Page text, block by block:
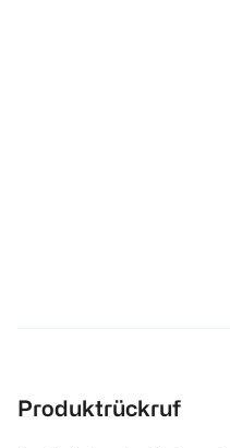
Produktrückruf